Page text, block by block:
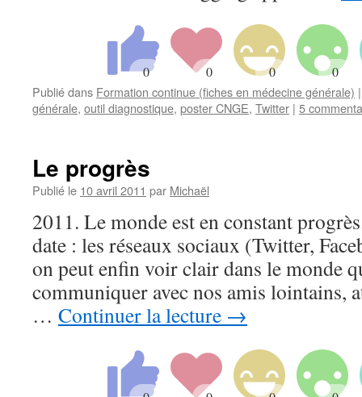
Publié dans Formation continue (fiches en médecine générale) |
générale, outil diagnostique, poster CNGE, Twitter | 5
Le progrès
Publié le 10 avril 2011 par Michaël
2011. Le monde est en constant
date : les réseaux sociaux (Twitter,
on peut enfin voir clair dans le monde
communiquer avec nos amis lointains,
… Continuer la lecture →